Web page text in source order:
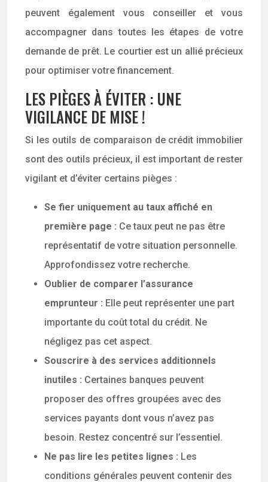
peuvent également vous conseiller et vous
accompagner dans toutes les étapes de votre
demande de prêt. Le courtier est un allié précieux
pour optimiser votre financement.
LES PIÈGES À ÉVITER : UNE
VIGILANCE DE MISE !
Si les outils de comparaison de crédit immobilier
sont des outils précieux, il est important de rester
vigilant et d’éviter certains pièges :
Se fier uniquement au taux affiché en
première page : Ce taux peut ne pas être
représentatif de votre situation personnelle.
Approfondissez votre recherche.
Oublier de comparer l’assurance
emprunteur : Elle peut représenter une part
importante du coût total du crédit. Ne
négligez pas cet aspect.
Souscrire à des services additionnels
inutiles : Certaines banques peuvent
proposer des offres groupées avec des
services payants dont vous n’avez pas
besoin. Restez concentré sur l’essentiel.
Ne pas lire les petites lignes : Les
conditions générales peuvent contenir des